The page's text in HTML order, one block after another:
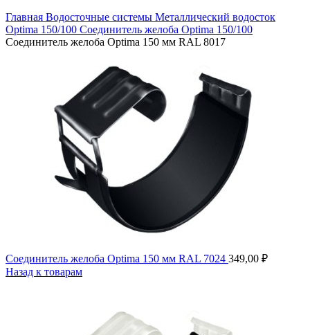
Главная Водосточные системы Металлический водосток
Optima 150/100 Соединитель желоба Optima 150/100
Соединитель желоба Optima 150 мм RAL 8017
Соединитель желоба Optima 150 мм RAL 7024 349,00 ₽
Назад к товарам